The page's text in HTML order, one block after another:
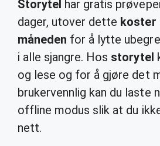
Storytel har gratis
dager, utover dette koster
måneden for å lytte
i alle sjangre. Hos storytel
og lese og for å gjøre det
brukervennlig kan du laste
offline modus slik at du
nett.